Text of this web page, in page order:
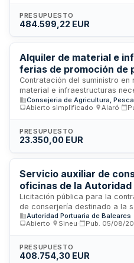
períodos de ocupación por
abarcando tanto el recinto
desplazamientos y estancias
PRESUPUESTO
484.599,22 EUR
Alquiler de material e
ferias de promoción de
Mallorca
Contratación del suministro en
material e infraestructuras
de ferias locales de promoción
servicio incluye el montaje y
Sant Vicenç, dirigidos al
con objeto de fomentar el
iniciativa se enmarca en el
Local 2025-2027 financiado
Turismo Sostenible.
Consejeria de Agricultura,
Abierto simplificado
Alaró
PRESUPUESTO
23.350,00 EUR
Servicio auxiliar de
oficinas de la
en Palma
Licitación pública para la
de conserjería destinado a la
Autoridad Portuaria de
Palma. El servicio incluye
las dependencias
trata de un contrato de
Autoridad Portuaria de Baleares
Abierto
Sineu Pub. 05/08/
PRESUPUESTO
408.754,30 EUR